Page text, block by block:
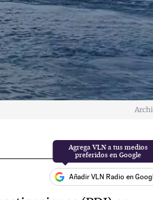
Añadir VLN Radio en